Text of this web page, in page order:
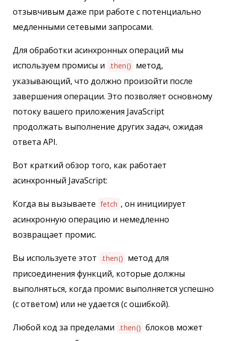
отзывчивым даже при работе с потенциально
медленными сетевыми запросами.
Для обработки асинхронных операций мы
используем промисы и .then() метод,
указывающий, что должно произойти после
завершения операции. Это позволяет основному
потоку вашего приложения JavaScript
продолжать выполнение других задач, ожидая
ответа API.
Вот краткий обзор того, как работает
асинхронный JavaScript:
Когда вы вызываете fetch , он инициирует
асинхронную операцию и немедленно
возвращает промис.
Вы используете этот .then() метод для
присоединения функций, которые должны
выполняться, когда промис выполняется успешно
(с ответом) или не удается (с ошибкой).
Любой код за пределами .then() блоков может